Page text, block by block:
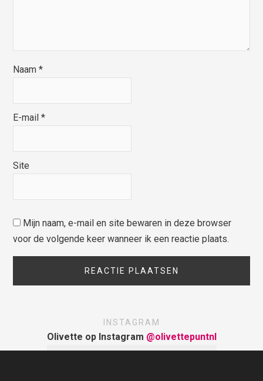
Naam*
E-mail*
Site
Mijn naam, e-mail en site bewaren in deze browser
voor de volgende keer wanneer ik een reactie plaats.
INSTAGRAM
Olivette op Instagram @olivettepuntnl